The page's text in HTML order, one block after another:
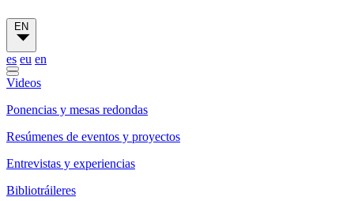
EN
es eu en
Videos
Ponencias y mesas redondas
Resúmenes de eventos y proyectos
Entrevistas y experiencias
Bibliotráileres